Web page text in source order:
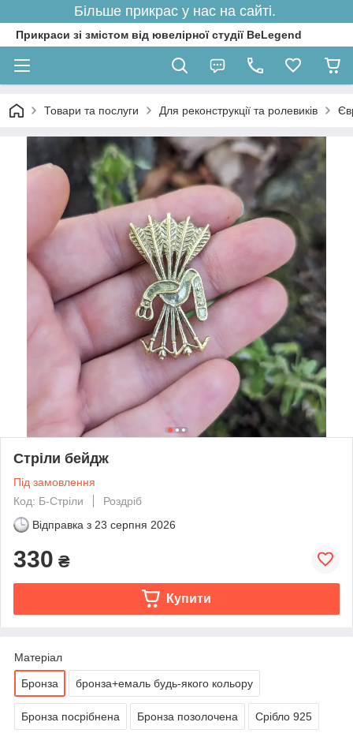
Більше прикрас у нас на сайті.
Прикраси зі змістом від ювелірної студії BeLegend
Товари та послуги Для реконструкції та ролевиків
Стріли бейдж
Під замовлення
Код: Б-Стріли
Роздріб
Відправка з 23 серпня 2026
330 ₴
Купити
Матеріал
Бронза бронза+емаль будь-якого кольору
Бронза посрібнена Бронза позолочена Срібло 925